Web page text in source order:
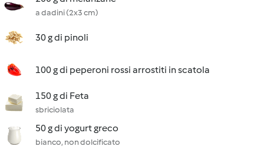
a dadini (2x3 cm)
30 g di pinoli
100 g di peperoni rossi arrostiti in scatola
150 g di Feta
sbriciolata
50 g di yogurt greco
bianco, non dolcificato